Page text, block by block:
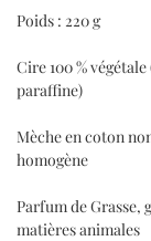
Poids : 220 g
Cire 100 %
paraffine)
Mèche en coton
homogène
Parfum de Grasse,
matières animales